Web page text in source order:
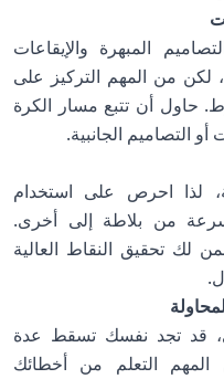
المبهرة والإيقاعات
لكن من المهم التركيز على
حاول أن تتبع مسار الكرة
التصاميم الجانبية.
لذا احرص على استخدام
من بلاطة إلى أخرى.
لك تحقيق النقاط العالية
قد تجد نفسك تسقط عدة
التعلم من أخطائك